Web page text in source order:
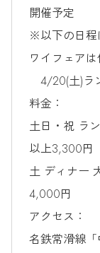
開催予定
※以下の日程
ワイフェア
4/20(土)ラ
料金：
土日・祝 ラ
以上3,300円
土 ディナー
4,000円
アクセス：
名鉄常滑線